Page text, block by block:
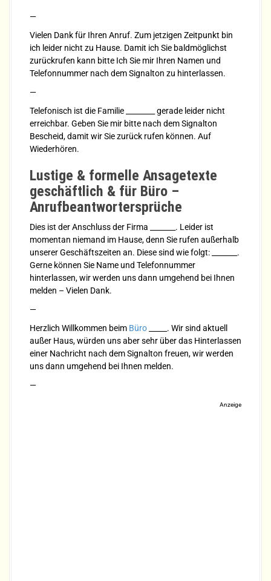
—
Vielen Dank für Ihren Anruf. Zum jetzigen Zeitpunkt bin
ich leider nicht zu Hause. Damit ich Sie baldmöglichst
zurückrufen kann bitte Ich Sie mir Ihren Namen und
Telefonnummer nach dem Signalton zu hinterlassen.
—
Telefonisch ist die Familie ________ gerade leider nicht
erreichbar. Geben Sie mir bitte nach dem Signalton
Bescheid, damit wir Sie zurück rufen können. Auf
Wiederhören.
Lustige & formelle Ansagetexte
geschäftlich & für Büro –
Anrufbeantwortersprüche
Dies ist der Anschluss der Firma _______. Leider ist
momentan niemand im Hause, denn Sie rufen außerhalb
unserer Geschäftszeiten an. Diese sind wie folgt: _______.
Gerne können Sie Name und Telefonnummer
hinterlassen, wir werden uns dann umgehend bei Ihnen
melden – Vielen Dank.
—
Herzlich Willkommen beim Büro _____. Wir sind aktuell
außer Haus, würden uns aber sehr über das Hinterlassen
einer Nachricht nach dem Signalton freuen, wir werden
uns dann umgehend bei Ihnen melden.
—
Anzeige